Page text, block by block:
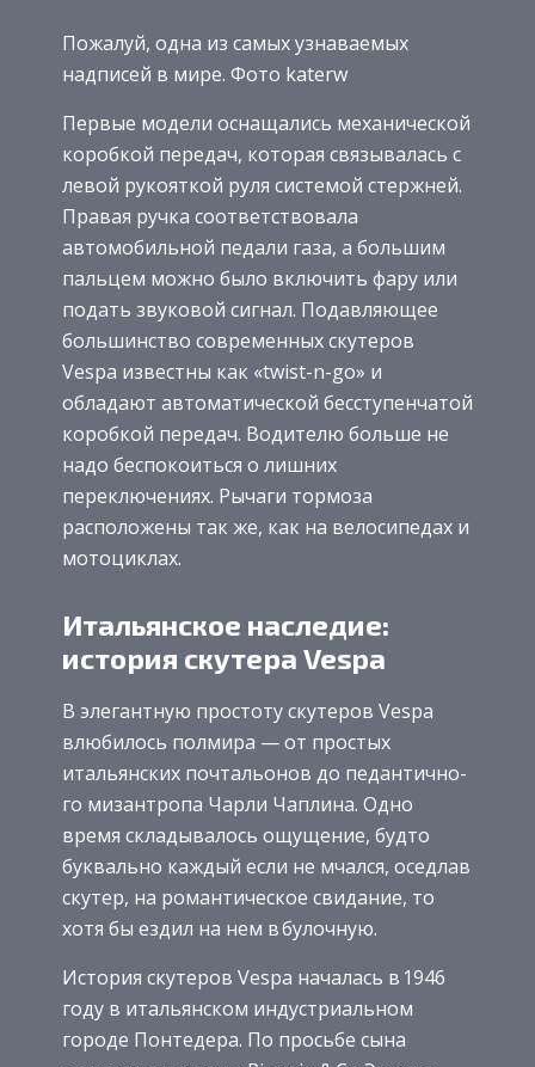
Пожалуй, одна из самых узнаваемых
надписей в мире. Фото katerw
Первые модели оснащались механической
коробкой передач, которая связывалась с
левой рукояткой руля системой стержней.
Правая ручка соответствовала
автомобильной педали газа, а большим
пальцем можно было включить фару или
подать звуковой сигнал. Подавляющее
большинство современных скутеров
Vespa известны как «twist-n-go» и
обладают автоматической бесступенчатой
коробкой передач. Водителю больше не
надо беспокоиться о лишних
переключениях. Рычаги тормоза
расположены так же, как на велосипедах и
мотоциклах.
Итальянское наследие:
история скутера Vespa
В элегантную простоту скутеров Vespa
влюбилось полмира — от простых
итальянских почтальонов до педантично­
го мизантропа Чарли Чаплина. Одно
время складывалось ощущение, будто
буквально каждый если не мчался, осед­лав
скутер, на романтическое свидание, то
хотя бы ­ездил на нем в булочную.
История скутеров Vespa началась в 1946
году в итальянском индустриальном
городе Понтедера. По прось­бе сына